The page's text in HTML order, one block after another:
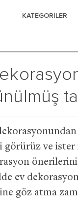
KATEGORİLER
görürüz ve ister
önerilerini
ev
göz atma